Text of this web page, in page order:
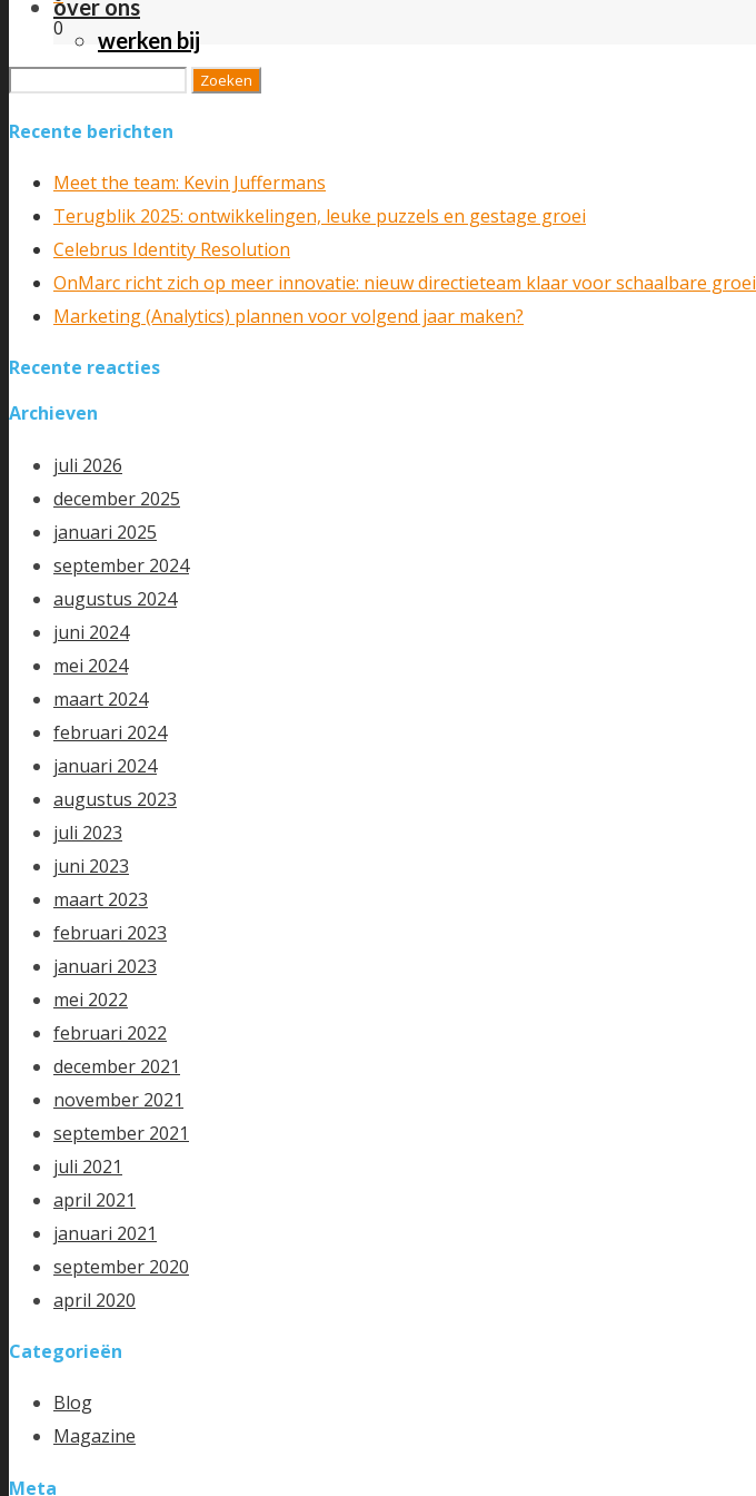
over ons
werken bij
contact
0
Recente berichten
Meet the team: Kevin Juffermans
Terugblik 2025: ontwikkelingen, leuke puzzels en gestage groei
Celebrus Identity Resolution
OnMarc richt zich op meer innovatie: nieuw directieteam klaar voor schaalbare groei
Marketing (Analytics) plannen voor volgend jaar maken?
Recente reacties
Archieven
juli 2026
december 2025
januari 2025
september 2024
augustus 2024
juni 2024
mei 2024
maart 2024
februari 2024
januari 2024
augustus 2023
juli 2023
juni 2023
maart 2023
februari 2023
januari 2023
mei 2022
februari 2022
december 2021
november 2021
september 2021
juli 2021
april 2021
januari 2021
september 2020
april 2020
Categorieën
Blog
Magazine
Meta